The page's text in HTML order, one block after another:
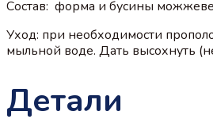
Состав: форма и бусины
Уход: при необходимости
мыльной воде. Дать высохнуть
Детали